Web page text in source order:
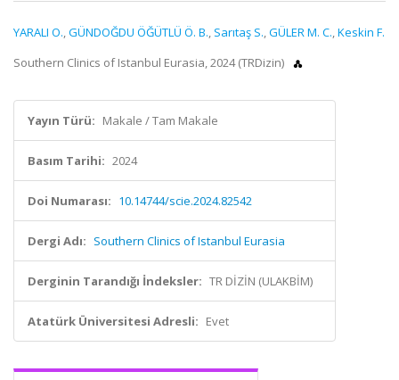
YARALI O.,GÜNDOĞDU ÖĞÜTLÜ Ö. B., Sarıtaş S.,GÜLER M. C.,Keskin F.
Southern Clinics of Istanbul Eurasia, 2024 (TRDizin)
Yayın Türü: Makale / Tam Makale
Basım Tarihi: 2024
Doi Numarası: 10.14744/scie.2024.82542
Dergi Adı: Southern Clinics of Istanbul Eurasia
Derginin Tarandığı İndeksler: TR DİZİN (ULAKBİM)
Atatürk Üniversitesi Adresli: Evet